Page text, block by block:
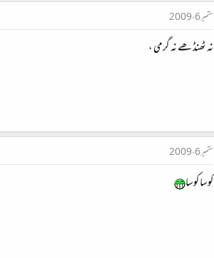
ستمبر 6، 2009
نہ ٹھنڈ ھے نہ گرمی ،
ستمبر 6، 2009
کوسا کوسا